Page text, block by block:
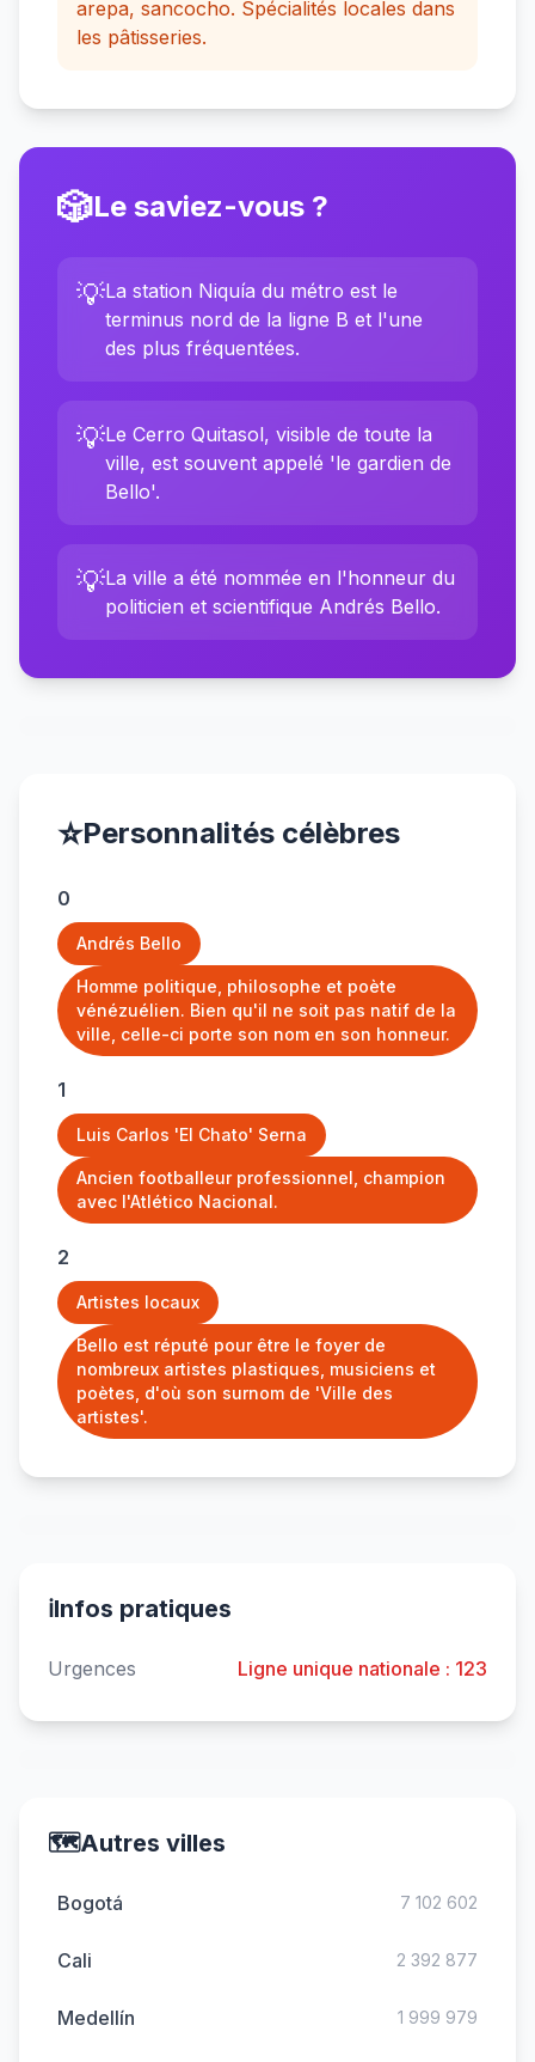
arepa, sancocho. Spécialités locales dans
les pâtisseries.
🎲Le saviez-vous ?
💡La station Niquía du métro est le
terminus nord de la ligne B et l'une
des plus fréquentées.
💡Le Cerro Quitasol, visible de toute la
ville, est souvent appelé 'le gardien de
Bello'.
💡La ville a été nommée en l'honneur du
politicien et scientifique Andrés Bello.
⭐Personnalités célèbres
0
Andrés Bello
Homme politique, philosophe et poète
vénézuélien. Bien qu'il ne soit pas natif de la
ville, celle-ci porte son nom en son honneur.
1
Luis Carlos 'El Chato' Serna
Ancien footballeur professionnel, champion
avec l'Atlético Nacional.
2
Artistes locaux
Bello est réputé pour être le foyer de
nombreux artistes plastiques, musiciens et
poètes, d'où son surnom de 'Ville des
artistes'.
ℹ️Infos pratiques
Urgences Ligne unique nationale : 123
🗺️Autres villes
Bogotá 7 102 602
Cali 2 392 877
Medellín 1 999 979